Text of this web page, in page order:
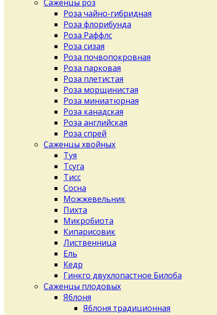
Саженцы роз
Роза чайно-гибридная
Роза флорибунда
Роза Раффлс
Роза сизая
Роза почвопокровная
Роза парковая
Роза плетистая
Роза морщинистая
Роза миниатюрная
Роза канадская
Роза английская
Роза спрей
Саженцы хвойных
Туя
Тсуга
Тисс
Сосна
Можжевельник
Пихта
Микробиота
Кипарисовик
Лиственница
Ель
Кедр
Гинкго двухлопастное Билоба
Саженцы плодовых
Яблоня
Яблоня традиционная